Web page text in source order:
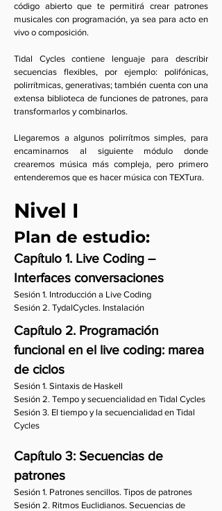
código abierto que te permitirá crear patrones
musicales con programación, ya sea para acto en
vivo o composición.
Tidal Cycles contiene lenguaje para describir
secuencias flexibles, por ejemplo: polifónicas,
polirrítmicas, generativas; también cuenta con una
extensa biblioteca de funciones de patrones, para
transformarlos y combinarlos.
Llegaremos a algunos polirrítmos simples, para
encaminarnos al siguiente módulo donde
crearemos música más compleja, pero primero
entenderemos que es hacer música con TEXTura.
Nivel I
Plan de estudio:
Capítulo 1. Live Coding –
Interfaces conversaciones
Sesión 1. Introducción a Live Coding
Sesión 2. TydalCycles. Instalación
Capítulo 2. Programación
funcional en el live coding: marea
de ciclos
Sesión 1. Sintaxis de Haskell
Sesión 2. Tempo y secuencialidad en Tidal Cycles
Sesión 3. El tiempo y la secuencialidad en Tidal
Cycles
Capítulo 3: Secuencias de
patrones
Sesión 1. Patrones sencillos. Tipos de patrones
Sesión 2. Ritmos Euclidianos. Secuencias de